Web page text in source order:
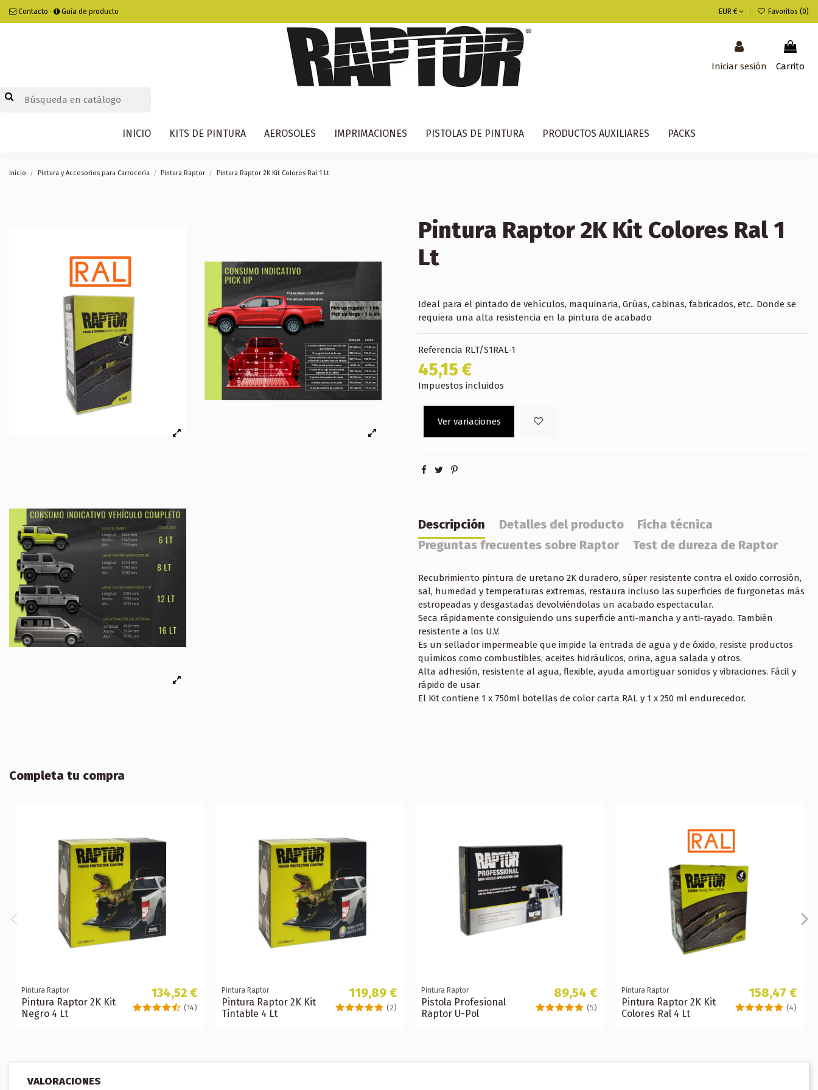
Contacto · Guía de producto EUR € Favoritos (0)
Iniciar sesión Carrito
INICIO KITS DE PINTURA AEROSOLES IMPRIMACIONES PISTOLAS DE PINTURA PRODUCTOS AUXILIARES PACKS
Inicio Pintura y Accesorios para Carrocería Pintura Raptor Pintura Raptor 2K Kit Colores Ral 1 Lt
Pintura Raptor 2K Kit Colores Ral 1
Lt
Ideal para el pintado de vehículos, maquinaria, Grúas, cabinas, fabricados, etc.. Donde se
requiera una alta resistencia en la pintura de acabado
Referencia RLT/S1RAL-1
45,15 €
Impuestos incluidos
Ver variaciones
Descripción Detalles del producto
Ficha técnica
Preguntas frecuentes sobre Raptor
Test de dureza de Raptor
Recubrimiento pintura de uretano 2K duradero, súper resistente contra el oxido corrosión,
sal, humedad y temperaturas extremas, restaura incluso las superficies de furgonetas más
estropeadas y desgastadas devolviéndolas un acabado espectacular.
Seca rápidamente consiguiendo uns superficie anti-mancha y anti-rayado. También
resistente a los U.V.
Es un sellador impermeable que impide la entrada de agua y de óxido, resiste productos
químicos como combustibles, aceites hidráulicos, orina, agua salada y otros.
Alta adhesión, resistente al agua, flexible, ayuda amortiguar sonidos y vibraciones. Fácil y
rápido de usar.
El Kit contiene 1 x 750ml botellas de color carta RAL y 1 x 250 ml endurecedor.
Completa tu compra
Pintura Raptor
Pintura Raptor 2K Kit
Negro 4 Lt
134,52 €
(14)
Pintura Raptor
Pintura Raptor 2K Kit
Tintable 4 Lt
119,89 €
(2)
Pintura Raptor
Pistola Profesional
Raptor U-Pol
89,54 €
(5)
Pintura Raptor
Pintura Raptor 2K Kit
Colores Ral 4 Lt
158,47 €
(4)
VALORACIONES